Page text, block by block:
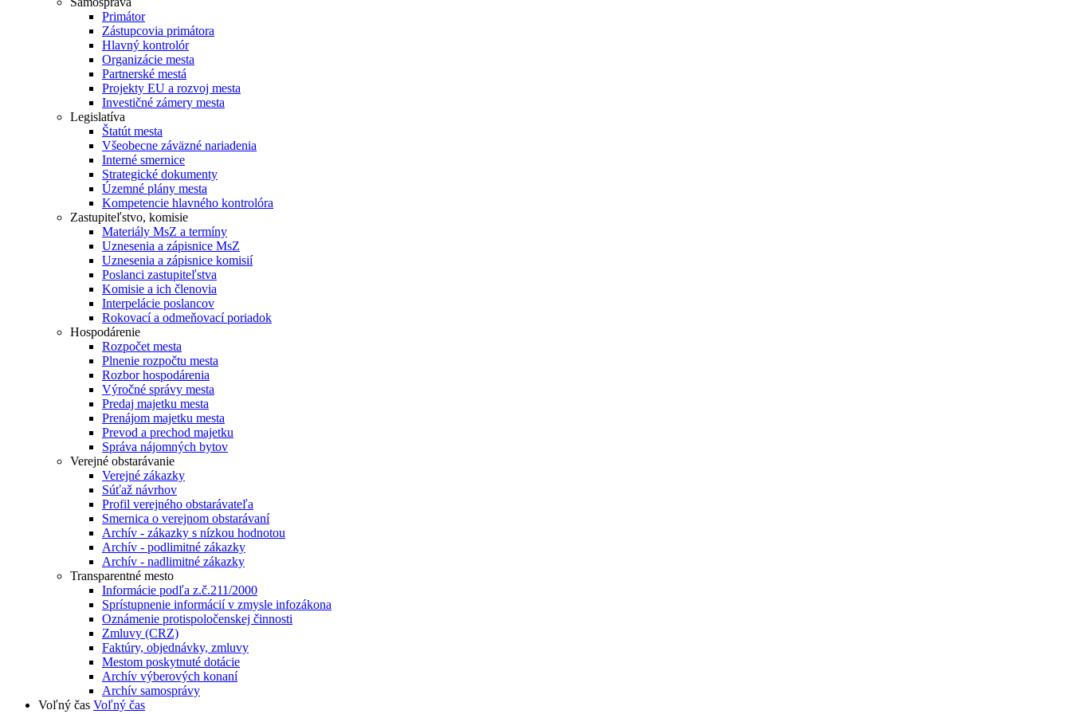
Primátor
Zástupcovia primátora
Hlavný kontrolór
Organizácie mesta
Partnerské mestá
Projekty EU a rozvoj mesta
Investičné zámery mesta
Legislatíva
Štatút mesta
Všeobecne záväzné nariadenia
Interné smernice
Strategické dokumenty
Územné plány mesta
Kompetencie hlavného kontrolóra
Zastupiteľstvo, komisie
Materiály MsZ a termíny
Uznesenia a zápisnice MsZ
Uznesenia a zápisnice komisií
Poslanci zastupiteľstva
Komisie a ich členovia
Interpelácie poslancov
Rokovací a odmeňovací poriadok
Hospodárenie
Rozpočet mesta
Plnenie rozpočtu mesta
Rozbor hospodárenia
Výročné správy mesta
Predaj majetku mesta
Prenájom majetku mesta
Prevod a prechod majetku
Správa nájomných bytov
Verejné obstarávanie
Verejné zákazky
Súťaž návrhov
Profil verejného obstarávateľa
Smernica o verejnom obstarávaní
Archív - zákazky s nízkou hodnotou
Archív - podlimitné zákazky
Archív - nadlimitné zákazky
Transparentné mesto
Informácie podľa z.č.211/2000
Sprístupnenie informácií v zmysle infozákona
Oznámenie protispoločenskej činnosti
Zmluvy (CRZ)
Faktúry, objednávky, zmluvy
Mestom poskytnuté dotácie
Archív výberových konaní
Archív samosprávy
Voľný čas Voľný čas